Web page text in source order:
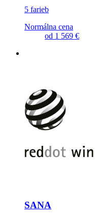
5 farieb
Normálna cena
od 1 569 €
SANA